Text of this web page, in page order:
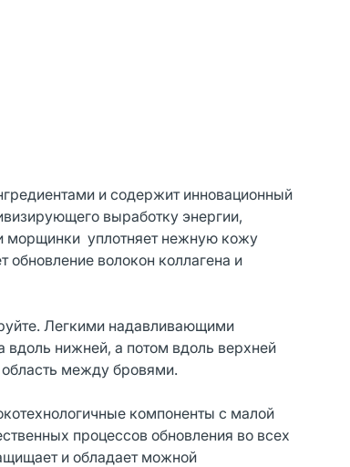
и содержит инновационный
выработку энергии,
морщинки уплотняет нежную кожу
обновление волокон коллагена и
Легкими надавливающими
вдоль нижней, а потом вдоль верхней
между бровями.
компоненты с малой
процессов обновления во всех
и обладает можной